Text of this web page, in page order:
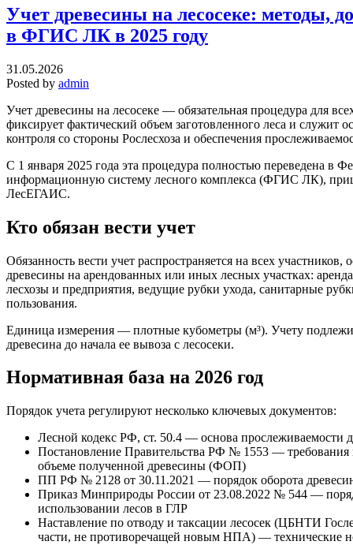
Учет древесины на лесосеке: методы,
в ФГИС ЛК в 2025 году
31.05.2026
Posted by admin
Учет древесины на лесосеке — обязательная процедура для
фиксирует фактический объем заготовленного леса и служит
контроля со стороны Рослесхоза и обеспечения
С 1 января 2025 года эта процедура полностью переведена в
информационную систему лесного комплекса (ФГИС ЛК),
ЛесЕГАИС.
Кто обязан вести учет
Обязанность вести учет распространяется на всех
древесины на арендованных или иных лесных участках:
лесхозы и предприятия, ведущие рубки ухода, санитарные
пользования.
Единица измерения — плотные кубометры (м³). Учету
древесина до начала ее вывоза с лесосеки.
Нормативная база на 2026 год
Порядок учета регулируют несколько ключевых документов:
Лесной кодекс РФ, ст. 50.4 — основа прослеживаемости
Постановление Правительства РФ № 1553 — требования
объеме полученной древесины (ФОП)
ПП РФ № 2128 от 30.11.2021 — порядок оборота
Приказ Минприроды России от 23.08.2022 № 544 —
использовании лесов в ГЛР
Наставление по отводу и таксации лесосек (ЦБНТИ
части, не противоречащей новым НПА) — технические